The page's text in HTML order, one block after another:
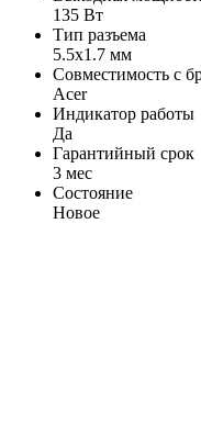
135 Вт
Тип разъема
5.5x1.7 мм
Совместимость с
Acer
Индикатор работы
Да
Гарантийный срок
3 мес
Состояние
Новое